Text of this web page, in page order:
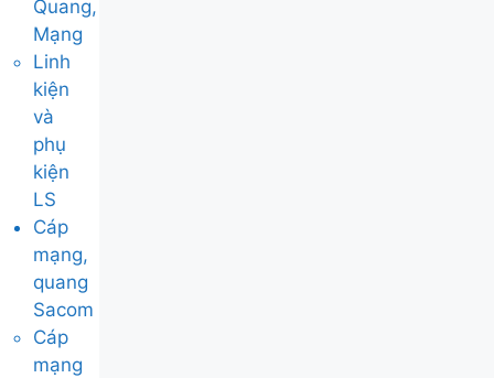
Quang,
Mạng
Linh
kiện
và
phụ
kiện
LS
Cáp
mạng,
quang
Sacom
Cáp
mạng